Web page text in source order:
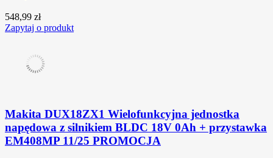
548,99 zł
Zapytaj o produkt
Makita DUX18ZX1 Wielofunkcyjna jednostka
napędowa z silnikiem BLDC 18V 0Ah + przystawka
EM408MP 11/25 PROMOCJA